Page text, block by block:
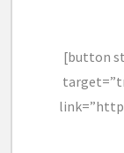
[button